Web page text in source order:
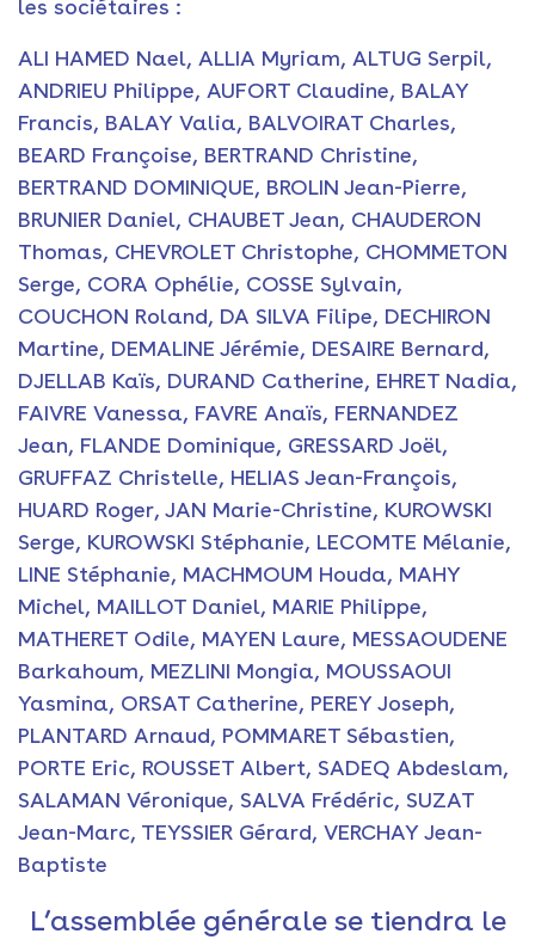
les sociétaires :
ALI HAMED Nael, ALLIA Myriam, ALTUG Serpil,
ANDRIEU Philippe, AUFORT Claudine, BALAY
Francis, BALAY Valia, BALVOIRAT Charles,
BEARD Françoise, BERTRAND Christine,
BERTRAND DOMINIQUE, BROLIN Jean-Pierre,
BRUNIER Daniel, CHAUBET Jean, CHAUDERON
Thomas, CHEVROLET Christophe, CHOMMETON
Serge, CORA Ophélie, COSSE Sylvain,
COUCHON Roland, DA SILVA Filipe, DECHIRON
Martine, DEMALINE Jérémie, DESAIRE Bernard,
DJELLAB Kaïs, DURAND Catherine, EHRET Nadia,
FAIVRE Vanessa, FAVRE Anaïs, FERNANDEZ
Jean, FLANDE Dominique, GRESSARD Joël,
GRUFFAZ Christelle, HELIAS Jean-François,
HUARD Roger, JAN Marie-Christine, KUROWSKI
Serge, KUROWSKI Stéphanie, LECOMTE Mélanie,
LINE Stéphanie, MACHMOUM Houda, MAHY
Michel, MAILLOT Daniel, MARIE Philippe,
MATHERET Odile, MAYEN Laure, MESSAOUDENE
Barkahoum, MEZLINI Mongia, MOUSSAOUI
Yasmina, ORSAT Catherine, PEREY Joseph,
PLANTARD Arnaud, POMMARET Sébastien,
PORTE Eric, ROUSSET Albert, SADEQ Abdeslam,
SALAMAN Véronique, SALVA Frédéric, SUZAT
Jean-Marc, TEYSSIER Gérard, VERCHAY Jean-
Baptiste
L’assemblée générale se tiendra le